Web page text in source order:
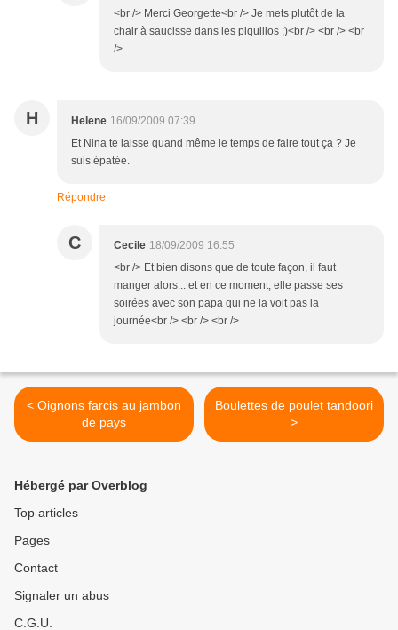
<br /> Merci Georgette<br /> Je mets plutôt de la
chair à saucisse dans les piquillos ;)<br /> <br /> <br
/>
H Helene 16/09/2009 07:39
Et Nina te laisse quand même le temps de faire tout ça ? Je
suis épatée.
Répondre
C Cecile 18/09/2009 16:55
<br /> Et bien disons que de toute façon, il faut
manger alors... et en ce moment, elle passe ses
soirées avec son papa qui ne la voit pas la
journée<br /> <br /> <br />
< Oignons farcis au jambon
de pays
Boulettes de poulet tandoori
>
Hébergé par Overblog
Top articles
Pages
Contact
Signaler un abus
C.G.U.